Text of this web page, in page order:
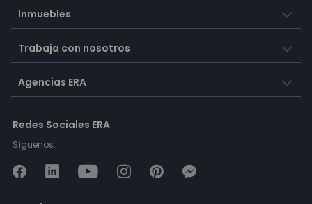
Inmuebles
Trabaja con nosotros
Agencias ERA
Redes Sociales ERA
Síguenos: